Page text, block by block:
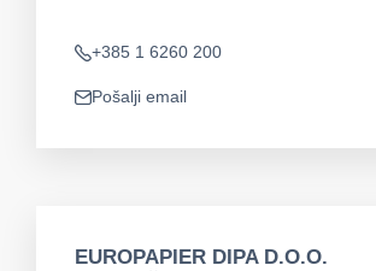
Telefon
+385 1 6260 200
app.mail
Pošalji email
EUROPAPIER DIPA D.O.O.